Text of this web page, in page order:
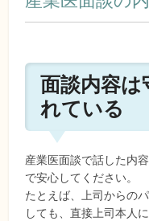
面談内容は
れている
産業医面談で話した内
で安心してください。
たとえば、上司からの
しても、直接上司本人